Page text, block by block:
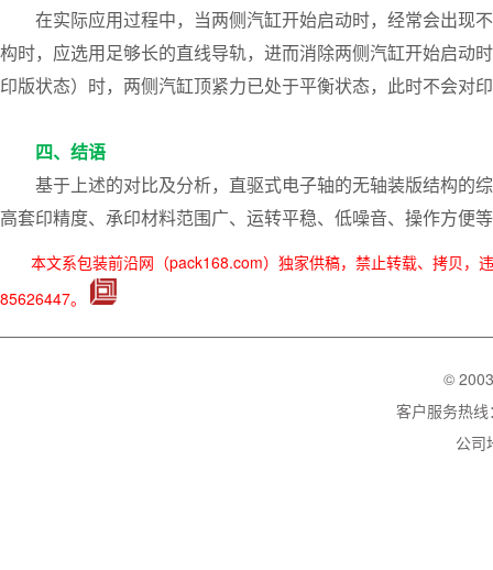
在实际应用过程中，当两侧汽缸开始启动时，经常会出现
构时，应选用足够长的直线导轨，进而消除两侧汽缸开始启动
印版状态）时，两侧汽缸顶紧力已处于平衡状态，此时不会对
四、结语
基于上述的对比及分析，直驱式电子轴的无轴装版结构的
高套印精度、承印材料范围广、运转平稳、低噪音、操作方便
本文系包装前沿网（pack168.com）独家供稿，禁止转载、拷贝，
85626447。
©
客户服务热
公司